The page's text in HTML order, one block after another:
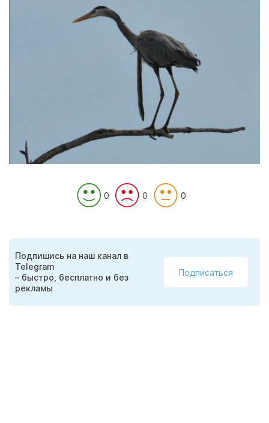
0 0 0
Подпишись на наш канал в
Telegram
– быстро, бесплатно и без
рекламы
Подписаться